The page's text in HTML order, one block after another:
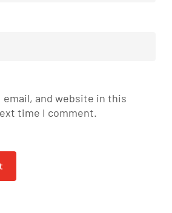
email, and website in this
time I comment.